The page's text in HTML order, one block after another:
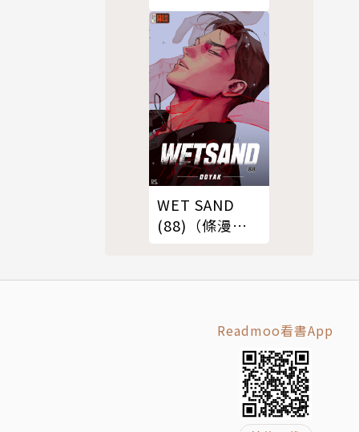
WET SAND
(88)（條漫
Readmoo看書App